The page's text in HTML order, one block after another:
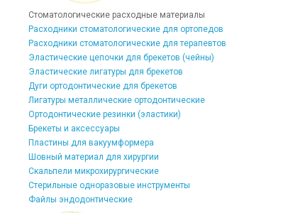
Стоматологические расходные материалы
Расходники стоматологические для ортопедов
Расходники стоматологические для терапевтов
Эластические цепочки для брекетов (чейны)
Эластические лигатуры для брекетов
Дуги ортодонтические для брекетов
Лигатуры металлические ортодонтические
Ортодонтические резинки (эластики)
Брекеты и аксессуары
Пластины для вакуумформера
Шовный материал для хирургии
Скальпели микрохирургические
Стерильные одноразовые инструменты
Файлы эндодонтические